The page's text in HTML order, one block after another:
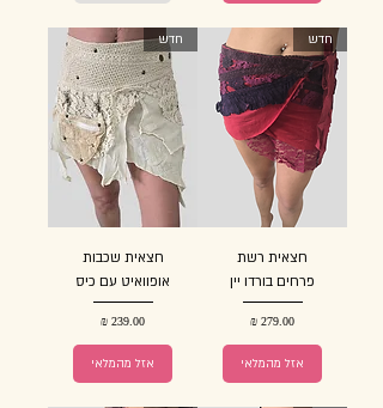
חדש
חצאית רשת
פרחים בורדו יין
מחיר
אזל מהמלאי
חדש
חצאית שכבות
אופוואיט עם כיס
מחיר
אזל מהמלאי